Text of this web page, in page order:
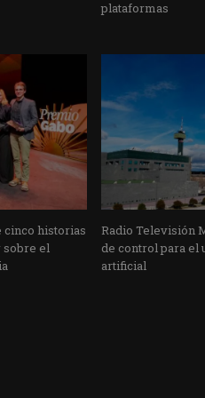
plataformas
cinco historias
sobre el
Radio Televisión
de control para el
artificial